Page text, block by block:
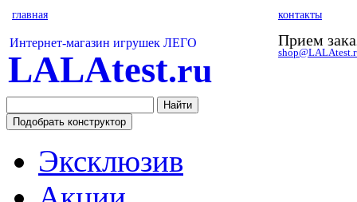
главная контакты
Интернет-магазин игрушек ЛЕГО
LALAtest.ru
Прием
Эксклюзив